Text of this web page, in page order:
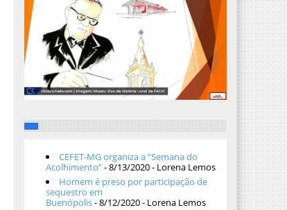
CEFET-MG organiza a “Semana do
Acolhimento”- 8/13/2020- Lorena Lemos
Homem é preso por participação de
sequestro em
Buenópolis- 8/12/2020- Lorena Lemos